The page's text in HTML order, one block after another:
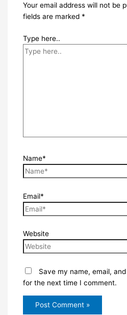
Your email address will not be
fields are marked *
Type here..
Name*
Email*
Website
Save my name, email,
for the next time I comment.